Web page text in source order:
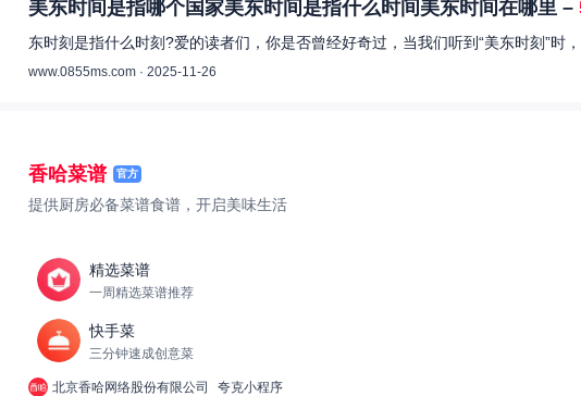
美东时间是指哪个国家美东时间是指什么时间美东时间在哪里 –
东时刻是指什么时刻?爱的读者们，你是否曾经好奇过，当我们听到“美东时刻”
www.0855ms.com · 2025-11-26
香哈菜谱 官方
提供厨房必备菜谱食谱，开启美味生活
精选菜谱
一周精选菜谱推荐
快手菜
三分钟速成创意菜
北京香哈网络股份有限公司 夸克小程序